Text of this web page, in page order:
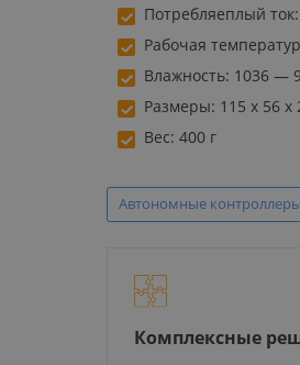
Потребляеплый
Рабочая
Влажность: 1036 —
Размеры: 115 х 56 х
Вес: 400 г
Автономные
Комплексные